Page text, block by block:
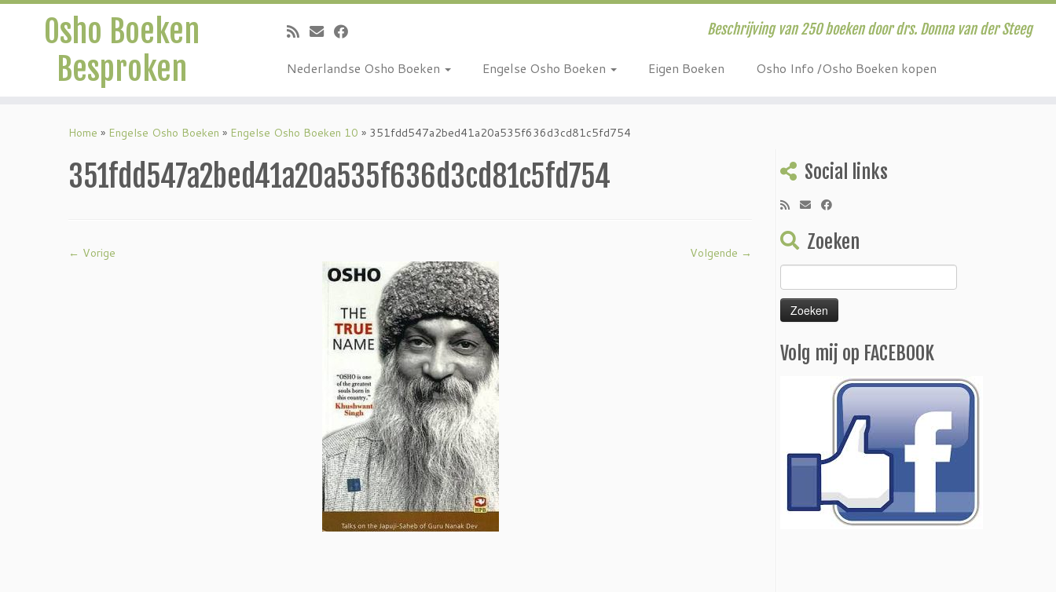
Osho Boeken
Besproken
Beschrijving van 250 boeken door drs. Donna van der Steeg
Nederlandse Osho Boeken Engelse Osho Boeken Eigen Boeken Osho Info /Osho Boeken kopen
Home » Engelse Osho Boeken » Engelse Osho Boeken 10 » 351fdd547a2bed41a20a535f636d3cd81c5fd754
351fdd547a2bed41a20a535f636d3cd81c5fd754
← Vorige Volgende →
Social links
Zoeken
naar:
Volg mij op FACEBOOK